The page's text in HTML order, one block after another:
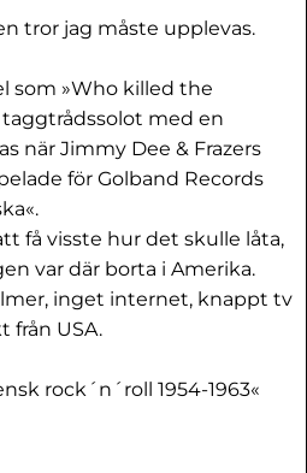
tror jag måste upplevas.
som »Who killed the
med en
när Jimmy Dee & Frazers
för Golband Records
få visste hur det skulle låta,
var där borta i Amerika.
inget internet, knappt tv
från USA.
rock´n´roll 1954-1963«